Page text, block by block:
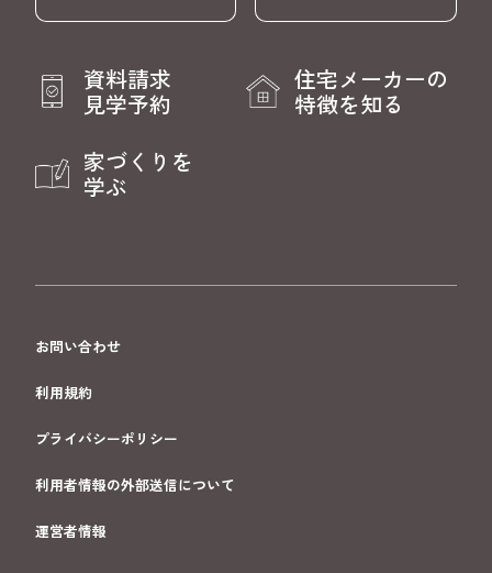
資料請求
見学予約
住宅メーカーの
特徴を知る
家づくりを
学ぶ
お問い合わせ
利用規約
プライバシーポリシー
利用者情報の外部送信について
運営者情報